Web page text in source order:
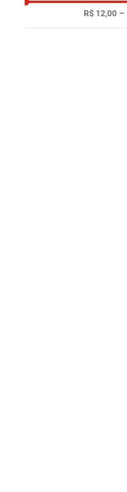
R$ 12,00 –